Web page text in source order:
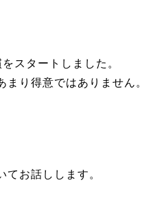
スタートしました。
り得意ではありません。
てお話しします。